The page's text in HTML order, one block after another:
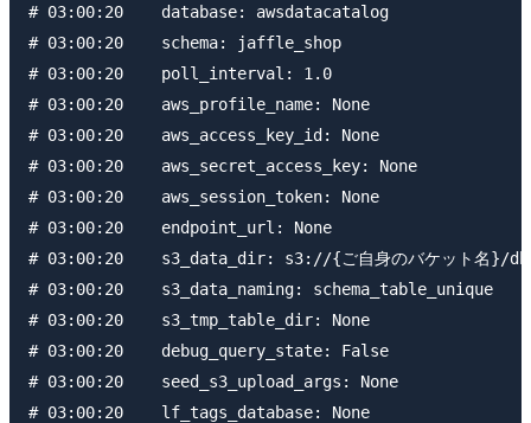
# 03:00:20    database: awsdatacatalog
# 03:00:20    schema: jaffle_shop
# 03:00:20    poll_interval: 1.0
# 03:00:20    aws_profile_name: None
# 03:00:20    aws_access_key_id: None
# 03:00:20    aws_secret_access_key: None
# 03:00:20    aws_session_token: None
# 03:00:20    endpoint_url: None
# 03:00:20    s3_data_dir: s3://{ご自身のバケット名}/
# 03:00:20    s3_data_naming: schema_table_unique
# 03:00:20    s3_tmp_table_dir: None
# 03:00:20    debug_query_state: False
# 03:00:20    seed_s3_upload_args: None
# 03:00:20    lf_tags_database: None